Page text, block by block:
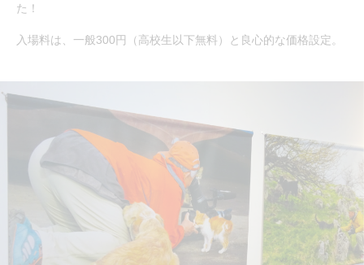
た！
入場料は、一般300円（高校生以下無料）と良心的な価格設定。